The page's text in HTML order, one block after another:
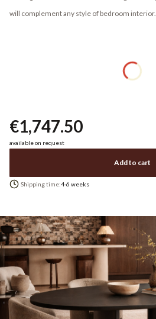
Price
€1,747.50
will complement any style of bedroom interior.
available on request
Add to cart
Shipping time:4-6 weeks